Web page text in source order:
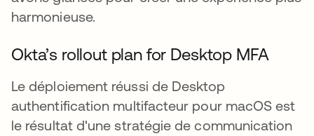
harmonieuse.
Okta’s rollout plan for Desktop MFA
Le déploiement réussi de Desktop
authentification multifacteur pour macOS est
le résultat d'une stratégie de communication